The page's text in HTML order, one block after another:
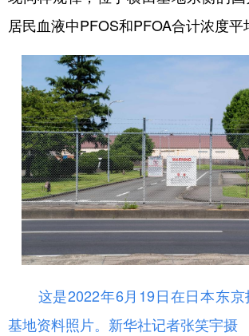
居民血液中PFOS和PFOA合计浓度平
这是2022年6月19日在日本东京
基地资料照片。 新华社记者张笑宇摄